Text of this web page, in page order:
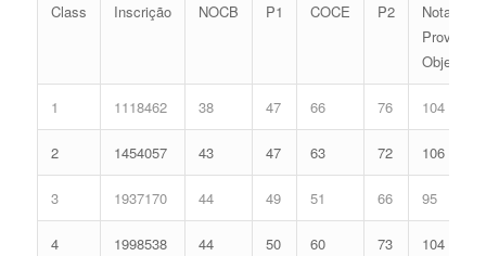
Class Inscrição NOCB P1 COCE P2
Nota
Prova
Objetivia
1 1118462 38 47 66 76 104
2 1454057 43 47 63 72 106
3 1937170 44 49 51 66 95
4 1998538 44 50 60 73 104